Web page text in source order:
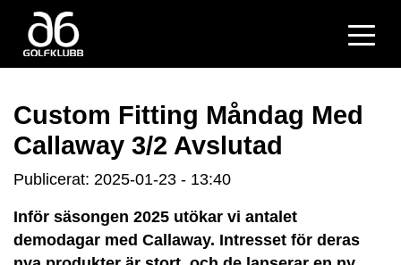
Custom Fitting Måndag Med
Callaway 3/2 Avslutad
Publicerat: 2025-01-23 - 13:40
Inför säsongen 2025 utökar vi antalet
demodagar med Callaway. Intresset för deras